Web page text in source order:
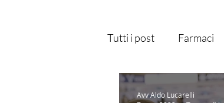
Tutti i post Farmaci
Avv Aldo Lucarelli